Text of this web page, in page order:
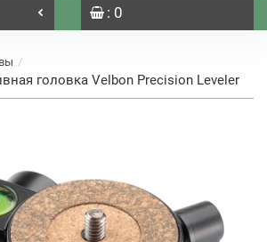
: 0
головка Velbon Precision Leveler